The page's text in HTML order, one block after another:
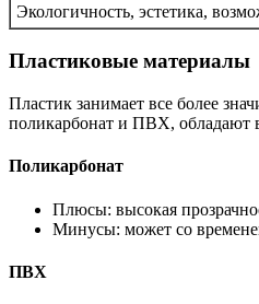
Экологичность, эстетика,
Пластиковые материалы
Пластик занимает все более
поликарбонат и ПВХ, обладают
Поликарбонат
Плюсы: высокая
Минусы: может со
ПВХ